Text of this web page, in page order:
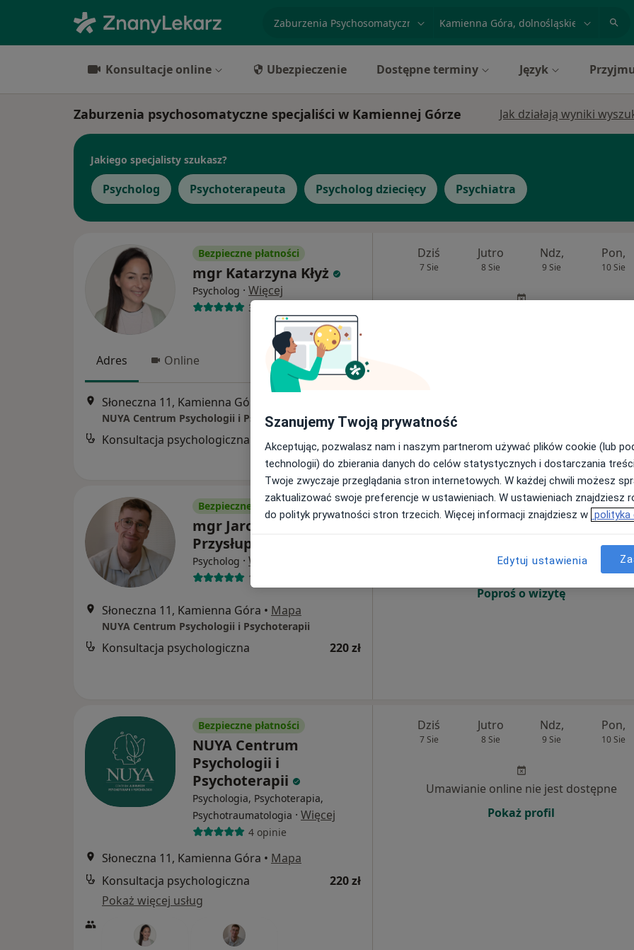
miasto lub dzielnica
Konsultacje online Ubezpieczenie Dostępne terminy Język
Zaburzenia psychosomatyczne specjaliści w Kamiennej Górze Jak działają wyniki
Jakiego specjalisty szukasz?
Psycholog Psychoterapeuta Psycholog dziecięcy Psychiatra
Bezpieczne płatności
mgr Katarzyna Kłyż
Psycholog · Więcej
3 opinie
Adres Online
Słoneczna 11, Kamienna Góra
NUYA Centrum Psychologii i Psychoterapii
Konsultacja psychologiczna 220 zł
Dziś
7 Sie
Jutro
8 Sie
Ndz,
9 Sie
Pon,
10 Sie
Bezpieczne płatności
mgr Jarosław
Przysłupski
Psycholog · Więcej
1 opinia
Słoneczna 11, Kamienna Góra • Mapa
NUYA Centrum Psychologii i Psychoterapii
Konsultacja psychologiczna 220 zł
Dziś
7 Sie
Jutro
8 Sie
Ndz,
9 Sie
Pon,
10 Sie
Umawianie online nie jest dostępne
Poproś o wizytę
Bezpieczne płatności
NUYA Centrum
Psychologii i
Psychoterapii
Psychologia, Psychoterapia,
Psychotraumatologia · Więcej
4 opinie
Słoneczna 11, Kamienna Góra • Mapa
Konsultacja psychologiczna
220 zł
Pokaż więcej usług
Dziś
7 Sie
Jutro
8 Sie
Ndz,
9 Sie
Pon,
10 Sie
Umawianie online nie jest dostępne
Pokaż profil
Szanujemy Twoją prywatność
Akceptując, pozwalasz nam i naszym partnerom używać plików cookie (lub
technologii) do zbierania danych do celów statystycznych i dostarczania
Twoje zwyczaje przeglądania stron internetowych. W każdej chwili możesz
zaktualizować swoje preferencje w ustawieniach. W ustawieniach znajdziesz
do polityk prywatności stron trzecich. Więcej informacji znajdziesz w polityka
Edytuj ustawienia